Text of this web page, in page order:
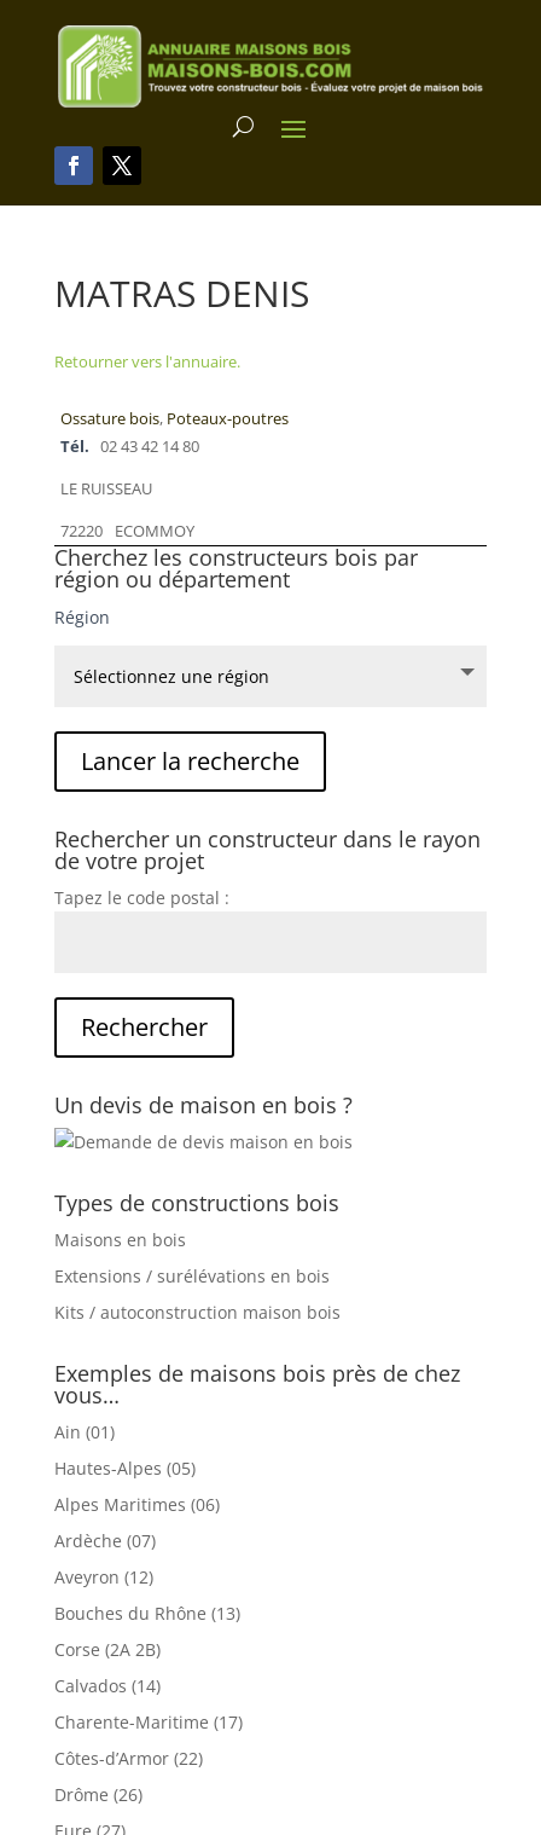
MATRAS DENIS
Retourner vers l'annuaire.
Ossature bois, Poteaux-poutres
Tél. 02 43 42 14 80
LE RUISSEAU
72220 ECOMMOY
Cherchez les constructeurs bois par
région ou département
Région
Rechercher un constructeur dans le rayon
de votre projet
Tapez le code postal :
Un devis de maison en bois ?
Types de constructions bois
Maisons en bois
Extensions / surélévations en bois
Kits / autoconstruction maison bois
Exemples de maisons bois près de chez
vous…
Ain (01)
Hautes-Alpes (05)
Alpes Maritimes (06)
Ardèche (07)
Aveyron (12)
Bouches du Rhône (13)
Corse (2A 2B)
Calvados (14)
Charente-Maritime (17)
Côtes-d’Armor (22)
Drôme (26)